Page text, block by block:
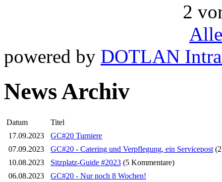
2
powered by DOTLAN
News Archiv
Datum
Titel
17.09.2023
GC#20 Turniere
07.09.2023
GC#20 - Catering und Verpflegung, ein Servicepost
10.08.2023
Sitzplatz-Guide #2023 (5 Kommentare)
06.08.2023
GC#20 - Nur noch 8 Wochen!